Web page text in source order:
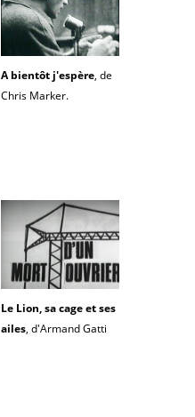
A bientôt j'espère, de
Chris Marker.
Le Lion, sa cage et ses
ailes, d'Armand Gatti